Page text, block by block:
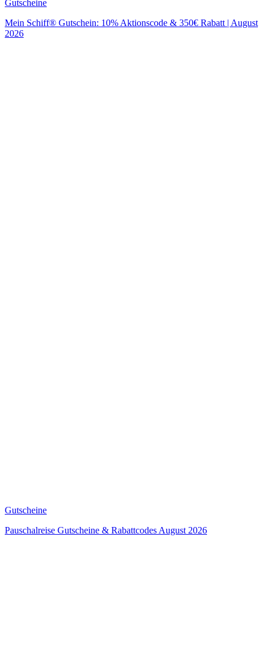
Gutscheine
Mein Schiff® Gutschein: 10% Aktionscode & 350€ Rabatt | August
2026
Gutscheine
Pauschalreise Gutscheine & Rabattcodes August 2026